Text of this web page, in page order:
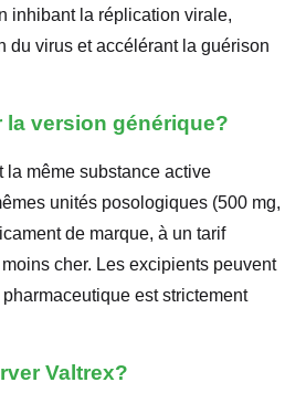
inhibant la réplication virale,
du virus et accélérant la guérison
version générique?
la même substance active
unités posologiques (500 mg,
de marque, à un tarif
cher. Les excipients peuvent
est strictement
Valtrex?